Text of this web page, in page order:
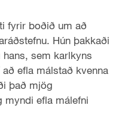
fyrir boðið um að
Hún þakkaði
sem karlkyns
efla málstað kvenna
það mjög
myndi efla málefni